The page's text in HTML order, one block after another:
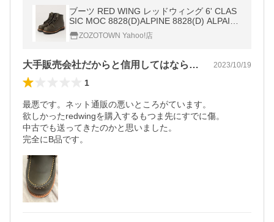
ブーツ RED WING レッドウィング 6' CLAS
SIC MOC 8828(D)ALPINE 8828(D) ALPAINE
PORTAGE
ZOZOTOWN Yahoo!店
大手販売会社だからと信用してはならない 2023/10/19
1
最悪です。ネット通販の悪いところがています。
欲しかったredwingを購入するもつま先にすでに傷。
中古でも送ってきたのかと思いました。
完全にB品です。